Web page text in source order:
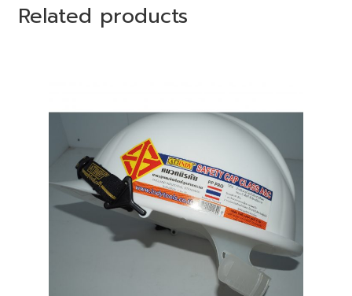
Related products